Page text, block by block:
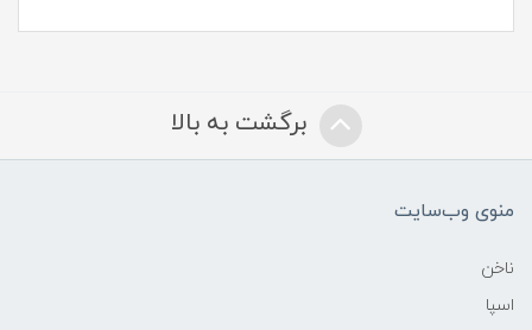
برگشت به بالا
منوی وب‌سایت
ناخن
اسپا